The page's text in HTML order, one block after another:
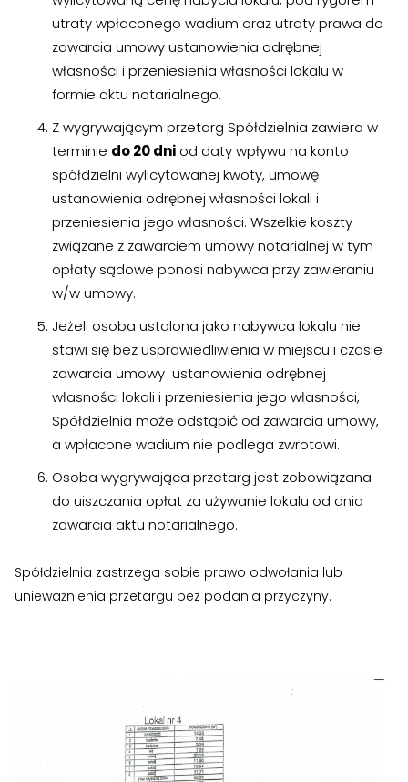
RADA MIESZKAŃCÓW NIERUCHOMOŚCI
Materiały dla Rad Mieszkańców
Poczta e-mail
DOSTĘP WEWNĘTRZNY
Strefa Pracowników
RADA MIESZKAŃCÓW NIERUCHOMOŚCI
Materiały dla Rad Mieszkańców
Poczta e-mail
DOSTĘP WEWNĘTRZNY
Strefa Pracowników
utraty wpłaconego wadium oraz utraty prawa do
zawarcia umowy ustanowienia odrębnej
własności i przeniesienia własności lokalu w
formie aktu notarialnego.
Z wygrywającym przetarg Spółdzielnia zawiera w
terminie do 20 dni od daty wpływu na konto
spółdzielni wylicytowanej kwoty, umowę
ustanowienia odrębnej własności lokali i
przeniesienia jego własności. Wszelkie koszty
związane z zawarciem umowy notarialnej w tym
opłaty sądowe ponosi nabywca przy zawieraniu
w/w umowy.
Jeżeli osoba ustalona jako nabywca lokalu nie
stawi się bez usprawiedliwienia w miejscu i czasie
zawarcia umowy ustanowienia odrębnej
własności lokali i przeniesienia jego własności,
Spółdzielnia może odstąpić od zawarcia umowy,
a wpłacone wadium nie podlega zwrotowi.
Osoba wygrywająca przetarg jest zobowiązana
do uiszczania opłat za używanie lokalu od dnia
zawarcia aktu notarialnego.
Spółdzielnia zastrzega sobie prawo odwołania lub
unieważnienia przetargu bez podania przyczyny.